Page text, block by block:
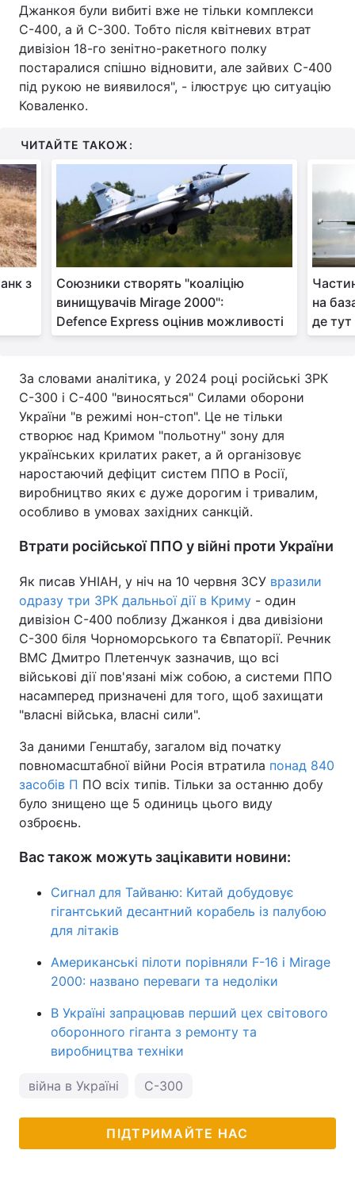
Джанкоя були вибиті вже не тільки комплекси
С-400, а й С-300. Тобто після квітневих втрат
дивізіон 18-го зенітно-ракетного полку
постаралися спішно відновити, але зайвих С-400
під рукою не виявилося", - ілюструє цю ситуацію
Коваленко.
ЧИТАЙТЕ ТАКОЖ:
з
Союзники створять "коаліцію
винищувачів Mirage 2000":
Defence Express оцінив можливості
на
де тут
За словами аналітика, у 2024 році російські ЗРК
С-300 і С-400 "виносяться" Силами оборони
України "в режимі нон-стоп". Це не тільки
створює над Кримом "польотну" зону для
українських крилатих ракет, а й організовує
наростаючий дефіцит систем ППО в Росії,
виробництво яких є дуже дорогим і тривалим,
особливо в умовах західних санкцій.
Втрати російської ППО у війні проти України
Як писав УНІАН, у ніч на 10 червня ЗСУ вразили
одразу три ЗРК дальньої дії в Криму - один
дивізіон С-400 поблизу Джанкоя і два дивізіони
С-300 біля Чорноморського та Євпаторії. Речник
ВМС Дмитро Плетенчук зазначив, що всі
військові дії пов'язані між собою, а системи ППО
насамперед призначені для того, щоб захищати
"власні війська, власні сили".
За даними Генштабу, загалом від початку
повномасштабної війни Росія втратила понад 840
засобів П ПО всіх типів. Тільки за останню добу
було знищено ще 5 одиниць цього виду
озброєнь.
Вас також можуть зацікавити новини:
Сигнал для Тайваню: Китай добудовує
гігантський десантний корабель із палубою
для літаків
Американські пілоти порівняли F-16 і Mirage
2000: названо переваги та недоліки
В Україні запрацював перший цех світового
оборонного гіганта з ремонту та
виробництва техніки
війна в Україні С-300
ПІДТРИМАЙТЕ НАС